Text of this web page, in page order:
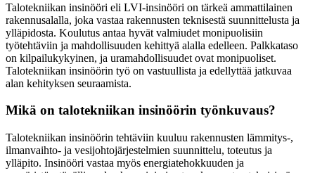
Talotekniikan insinööri eli LVI-insinööri on tärkeä ammattilainen
rakennusalalla, joka vastaa rakennusten teknisestä suunnittelusta ja
ylläpidosta. Koulutus antaa hyvät valmiudet monipuolisiin
työtehtäviin ja mahdollisuuden kehittyä alalla edelleen. Palkkataso
on kilpailukykyinen, ja uramahdollisuudet ovat monipuoliset.
Talotekniikan insinöörin työ on vastuullista ja edellyttää jatkuvaa
alan kehityksen seuraamista.
Mikä on talotekniikan insinöörin työnkuvaus?
Talotekniikan insinöörin tehtäviin kuuluu rakennusten lämmitys-,
ilmanvaihto- ja vesijohtojärjestelmien suunnittelu, toteutus ja
ylläpito. Insinööri vastaa myös energiatehokkuuden ja